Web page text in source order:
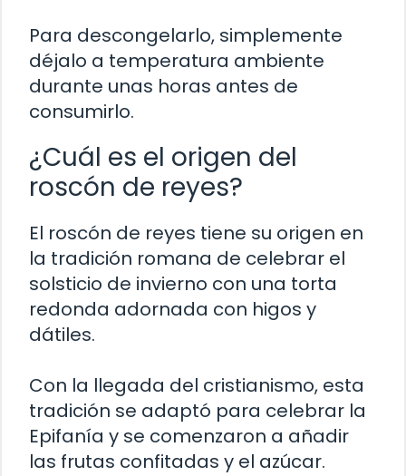
Para descongelarlo, simplemente
déjalo a temperatura ambiente
durante unas horas antes de
consumirlo.
¿Cuál es el origen del
roscón de reyes?
El roscón de reyes tiene su origen en
la tradición romana de celebrar el
solsticio de invierno con una torta
redonda adornada con higos y
dátiles.
Con la llegada del cristianismo, esta
tradición se adaptó para celebrar la
Epifanía y se comenzaron a añadir
las frutas confitadas y el azúcar.